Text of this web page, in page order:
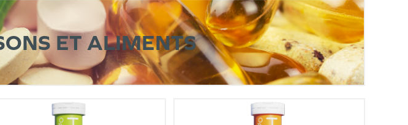
ET ALIMENTS